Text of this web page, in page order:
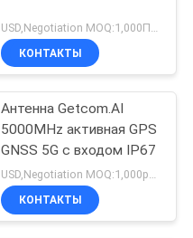
КОНТАКТЫ
Антенна Getcom.AI
5000MHz активная GPS
GNSS 5G с входом IP67
USD,Negotiation MOQ:1,000pcs
КОНТАКТЫ